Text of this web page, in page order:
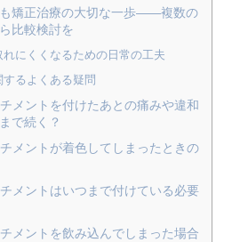
矯正治療の大切な一歩——複数の
比較検討を
にくくなるための日常の工夫
るよくある疑問
メントを付けたあとの痛みや違和
で続く？
メントが着色してしまったときの
メントはいつまで付けている必要
メントを飲み込んでしまった場合